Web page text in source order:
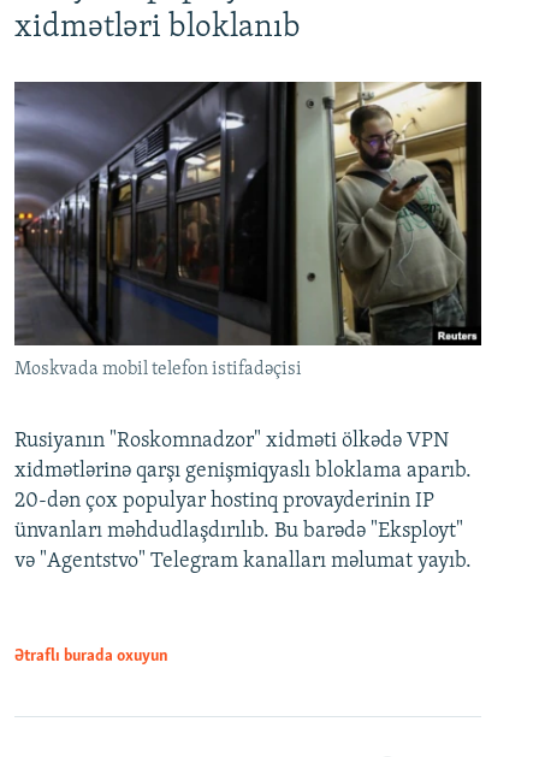
xidmətləri bloklanıb
Moskvada mobil telefon istifadəçisi
Rusiyanın "Roskomnadzor" xidməti ölkədə VPN
xidmətlərinə qarşı genişmiqyaslı bloklama aparıb.
20-dən çox populyar hostinq provayderinin IP
ünvanları məhdudlaşdırılıb. Bu barədə "Eksployt"
və "Agentstvo" Telegram kanalları məlumat yayıb.
Ətraflı burada oxuyun